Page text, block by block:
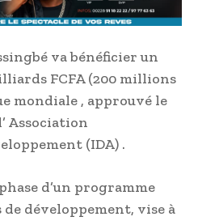
va bénéficier un
FCFA (200 millions
mondiale , approuvé le
Association
(IDA) .
d’un programme
développement, vise à